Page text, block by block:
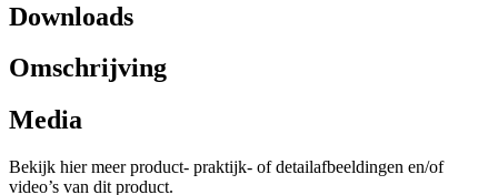
Downloads
Omschrijving
Media
Bekijk hier meer product- praktijk- of detailafbeeldingen en/of
video’s van dit product.